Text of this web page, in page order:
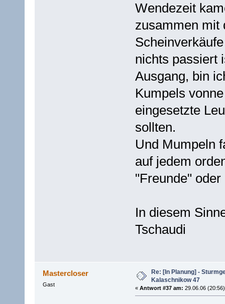
Wendezeit
zusammen mit
nichts passiert
Ausgang, bin
Kumpels
eingesetzte
sollten.
Und Mumpeln
auf jedem
"Freunde"
In diesem
Tschaudi
Mastercloser
Gast
Re: [In Planung] -
Kalaschnikow 47
« Antwort #37 am: 29.06.06